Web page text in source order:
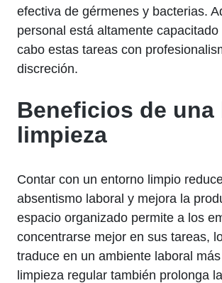
efectiva de gérmenes y bacterias.
personal está altamente
cabo estas tareas con
discreción.
Beneficios de una
limpieza
Contar con un entorno limpio
absentismo laboral y mejora la
espacio organizado permite a los
concentrarse mejor en sus tareas,
traduce en un ambiente laboral
limpieza regular también prolonga